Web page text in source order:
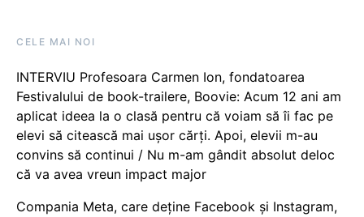
CELE MAI NOI
INTERVIU Profesoara Carmen Ion, fondatoarea
Festivalului de book-trailere, Boovie: Acum 12 ani am
aplicat ideea la o clasă pentru că voiam să îi fac pe
elevi să citească mai ușor cărți. Apoi, elevii m-au
convins să continui / Nu m-am gândit absolut deloc
că va avea vreun impact major
Compania Meta, care deține Facebook și Instagram,